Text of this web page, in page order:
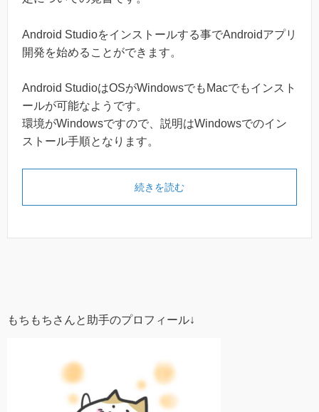
Android Studioをインストールする事でAndroidアプリ
開発を始めることができます。
Android StudioはOSがWindowsでもMacでもインスト
ールが可能なようです。
環境がWindowsですので、説明はWindowsでのイン
ストール手順となります。
続きを読む
もちもちさんと助手のプロフィール↓